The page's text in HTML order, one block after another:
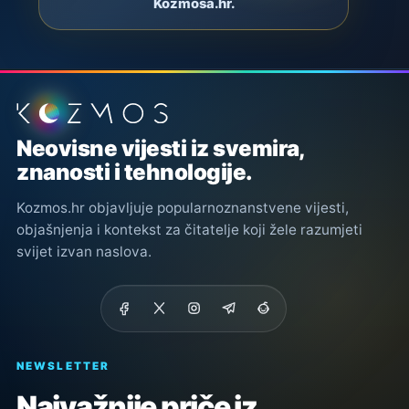
Kozmosa.hr.
Podnožje stranice
Neovisne vijesti iz svemira,
znanosti i tehnologije.
Kozmos.hr objavljuje popularnoznanstvene vijesti,
objašnjenja i kontekst za čitatelje koji žele razumjeti
svijet izvan naslova.
NEWSLETTER